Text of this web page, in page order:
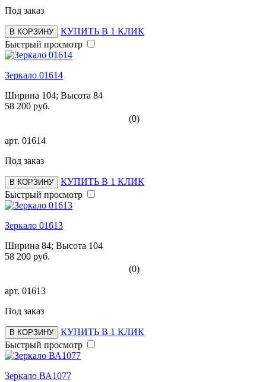
Под заказ
В КОРЗИНУ
КУПИТЬ В 1 КЛИК
Быстрый просмотр
Зеркало 01614
Ширина 104; Высота 84
58 200 руб.
(0)
арт. 01614
Под заказ
В КОРЗИНУ
КУПИТЬ В 1 КЛИК
Быстрый просмотр
Зеркало 01613
Ширина 84; Высота 104
58 200 руб.
(0)
арт. 01613
Под заказ
В КОРЗИНУ
КУПИТЬ В 1 КЛИК
Быстрый просмотр
Зеркало ВА1077